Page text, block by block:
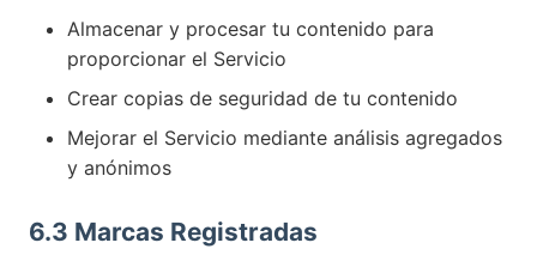
Almacenar y procesar tu contenido para
proporcionar el Servicio
Crear copias de seguridad de tu contenido
Mejorar el Servicio mediante análisis agregados
y anónimos
6.3 Marcas Registradas